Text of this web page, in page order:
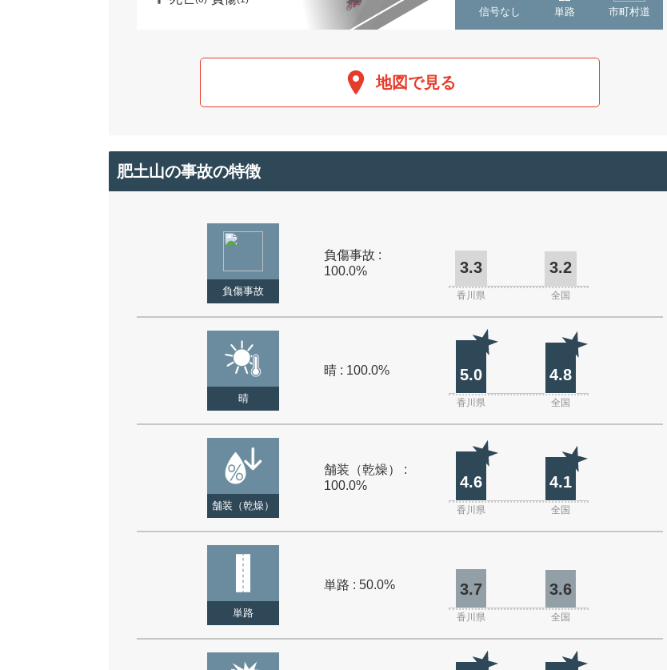
信号なし 単路 市町村道
地図で見る
肥土山の事故の特徴
負傷事故
負傷事故 :
100.0%
3.3 3.2
香川県 全国
晴
晴 : 100.0% 5.0 4.8
香川県 全国
舗装（乾燥）
舗装（乾燥） :
100.0%
4.6 4.1
香川県 全国
単路
単路 : 50.0% 3.7 3.6
香川県 全国